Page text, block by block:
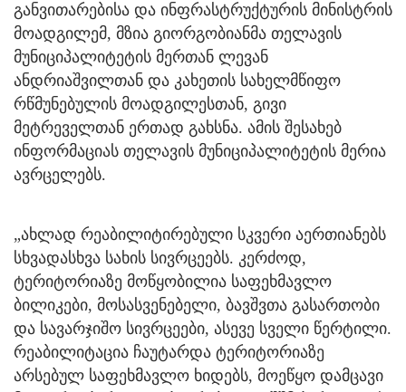
განვითარებისა და ინფრასტრუქტურის მინისტრის
მოადგილემ, მზია გიორგობიანმა თელავის
მუნიციპალიტეტის მერთან ლევან
ანდრიაშვილთან და კახეთის სახელმწიფო
რწმუნებულის მოადგილესთან, გივი
მეტრეველთან ერთად გახსნა. ამის შესახებ
ინფორმაციას თელავის მუნიციპალიტეტის მერია
ავრცელებს.
„ახლად რეაბილიტირებული სკვერი აერთიანებს
სხვადასხვა სახის სივრცეებს. კერძოდ,
ტერიტორიაზე მოწყობილია საფეხმავლო
ბილიკები, მოსასვენებელი, ბავშვთა გასართობი
და სავარჯიშო სივრცეები, ასევე სველი წერტილი.
რეაბილიტაცია ჩაუტარდა ტერიტორიაზე
არსებულ საფეხმავლო ხიდებს, მოეწყო დამცავი